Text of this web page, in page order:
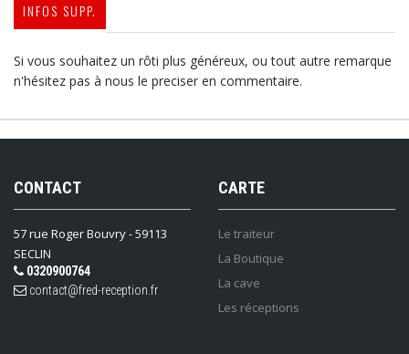
INFOS SUPP.
Si vous souhaitez un rôti plus généreux, ou tout autre remarque
n'hésitez pas à nous le preciser en commentaire.
CONTACT
57 rue Roger Bouvry - 59113
SECLIN
0320900764
contact@fred-reception.fr
CARTE
Le traiteur
La Boutique
La cave
Les réceptions